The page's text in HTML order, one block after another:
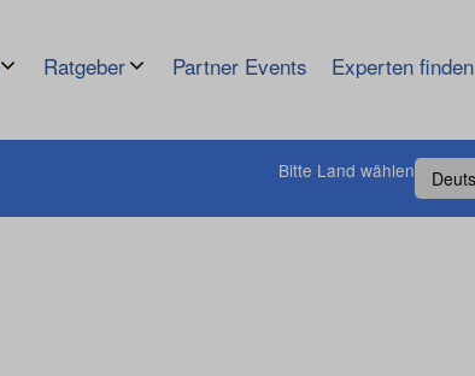
Ratgeber Partner Events Experten finden
Bitte Land wählen